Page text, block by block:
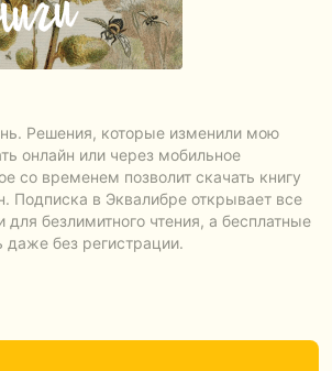
Решения, которые изменили мою
онлайн или через мобильное
со временем позволит скачать книгу
Подписка в Эквалибре открывает все
для безлимитного чтения, а бесплатные
даже без регистрации.